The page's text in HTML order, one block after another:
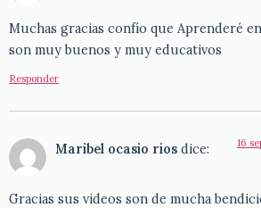
Muchas gracias confío que Aprenderé
son muy buenos y muy educativos
Responder
Maribel ocasio rios dice: 16
Gracias sus videos son de mucha